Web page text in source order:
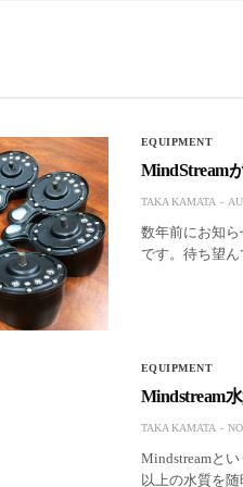
EQUIPMENT
MindStream
TAKA KAMATA
数年前にお知ら
です。待ち望ん
EQUIPMENT
Mindstream
TAKA KAMATA
Mindstreamと
以上の水質を